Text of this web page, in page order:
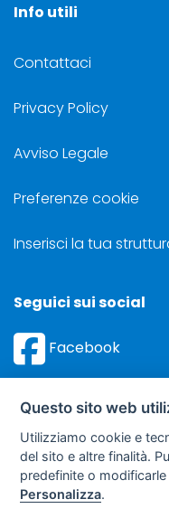
Info utili
Contattaci
Privacy Policy
Avviso Legale
Preferenze cookie
Inserisci la tua
Seguici sui social
Facebook
©Sviluppo
Questo sito web
Utilizziamo cookie e
del sito e altre finalità.
predefinite o
Personalizza.